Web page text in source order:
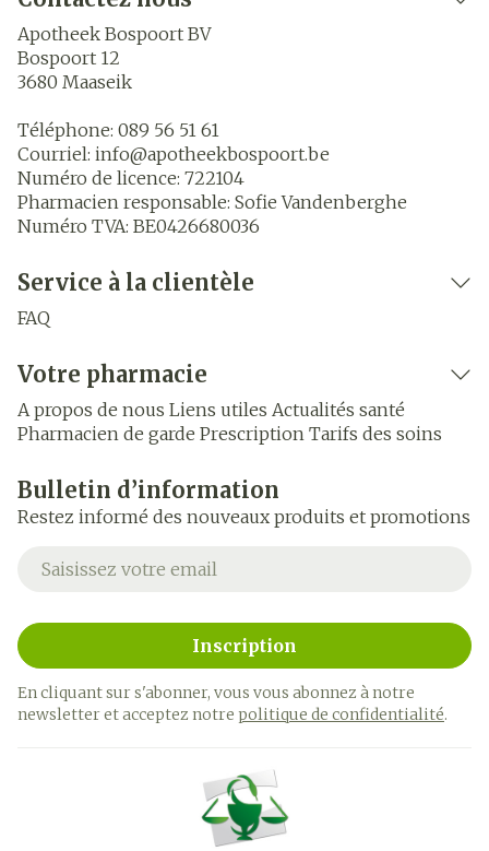
Apotheek Bospoort BV
Bospoort 12
3680 Maaseik
Téléphone: 089 56 51 61
Courriel: info@apotheekbospoort.be
Numéro de licence: 722104
Pharmacien responsable: Sofie Vandenberghe
Numéro TVA: BE0426680036
Service à la clientèle
FAQ
Votre pharmacie
A propos de nous Liens utiles Actualités santé
Pharmacien de garde Prescription Tarifs des soins
Bulletin d’information
Restez informé des nouveaux produits et promotions
Adresse mail
Inscription
En cliquant sur s'abonner, vous vous abonnez à notre
newsletter et acceptez notre politique de confidentialité.